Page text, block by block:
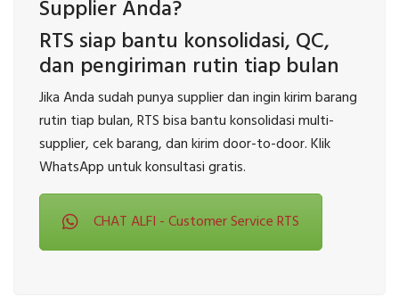
Supplier Anda?
RTS siap bantu konsolidasi, QC,
dan pengiriman rutin tiap bulan
Jika Anda sudah punya supplier dan ingin kirim barang
rutin tiap bulan, RTS bisa bantu konsolidasi multi-
supplier, cek barang, dan kirim door-to-door. Klik
WhatsApp untuk konsultasi gratis.
CHAT ALFI - Customer Service RTS